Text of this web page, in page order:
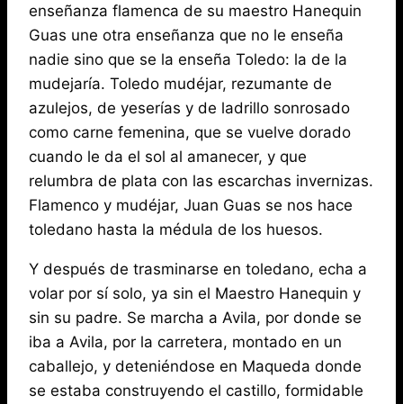
enseñanza flamenca de su maestro Hanequin
Guas une otra enseñanza que no le enseña
nadie sino que se la enseña Toledo: la de la
mudejaría. Toledo mudéjar, rezumante de
azulejos, de yeserías y de ladrillo sonrosado
como carne femenina, que se vuelve dorado
cuando le da el sol al amanecer, y que
relumbra de plata con las escarchas invernizas.
Flamenco y mudéjar, Juan Guas se nos hace
toledano hasta la médula de los huesos.
Y después de trasminarse en toledano, echa a
volar por sí solo, ya sin el Maestro Hanequin y
sin su padre. Se marcha a Avila, por donde se
iba a Avila, por la carretera, montado en un
caballejo, y deteniéndose en Maqueda donde
se estaba construyendo el castillo, formidable